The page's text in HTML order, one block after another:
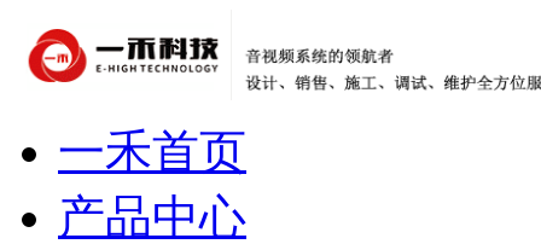
一禾首页
产品中心